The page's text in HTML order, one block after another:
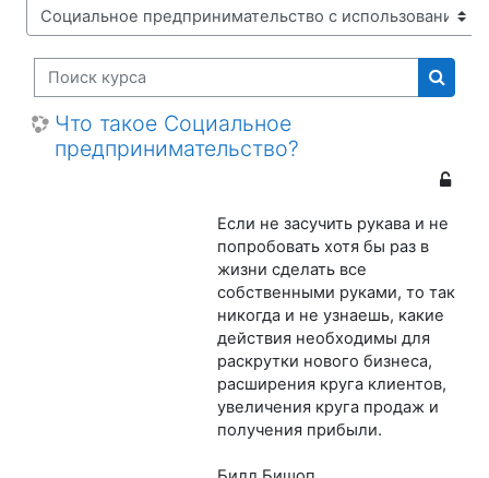
Поиск курса
Поиск
Что такое Социальное
предпринимательство?
Если не засучить рукава и не
попробовать хотя бы раз в
жизни сделать все
собственными руками, то так
никогда и не узнаешь, какие
действия необходимы для
раскрутки нового бизнеса,
расширения круга клиентов,
увеличения круга продаж и
получения прибыли.